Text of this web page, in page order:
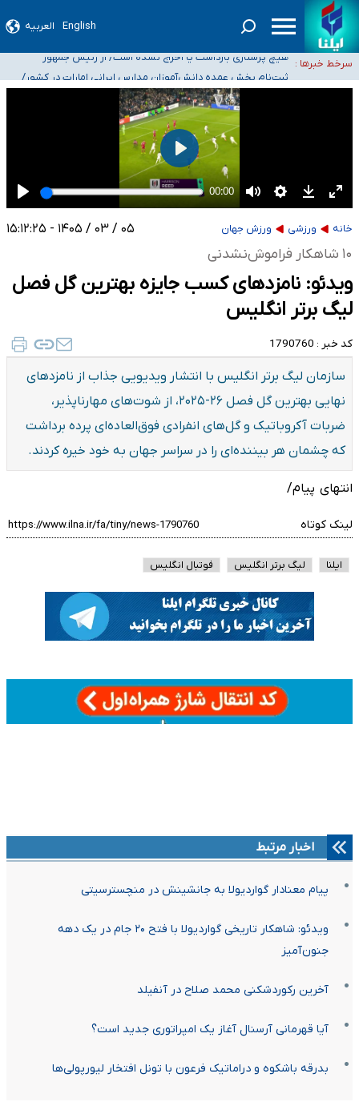
English العربیه
سرخط خبرها :
جغرافیای نظامی دافوس آجا
خبرنگاران راویان حقیقت با دغدغه نان، مسکن و بیمه
آخرین وضعیت شیوع عفونت‌های تنفسی در کشور/ خوزستان و کرمان بالاتر از
آستانه هشدار
خواستیم ورود کند
ثبت‌نام بخش عمده دانش‌آموزان مدارس ایرانی امارات در کشور/
درباره محصلان باقی‌مانده در دبی متناسب با شرایط جدید
تصمیم‌گیری می‌شود
خانه ورزشی ورزش جهان ۰۵ / ۰۳ / ۱۴۰۵ - ۱۵:۱۲:۲۵
۱۰ شاهکار فراموش‌نشدنی
ویدئو: نامزدهای کسب جایزه بهترین گل فصل
لیگ برتر انگلیس
کد خبر : 1790760
سازمان لیگ برتر انگلیس با انتشار ویدیویی جذاب از نامزدهای
نهایی بهترین گل فصل ۲۶-۲۰۲۵، از شوت‌های مهارناپذیر،
ضربات آکروباتیک و گل‌های انفرادی فوق‌العاده‌ای پرده برداشت
که چشمان هر بیننده‌ای را در سراسر جهان به خود خیره کردند.
انتهای پیام/
لینک کوتاه
ایلنا لیگ برتر انگلیس فوتبال انگلیس
اخبار مرتبط
پیام معنادار گواردیولا به جانشینش در منچسترسیتی
ویدئو: شاهکار تاریخی گواردیولا با فتح ۲۰ جام در یک دهه
جنون‌آمیز
آخرین رکوردشکنی محمد صلاح در آنفیلد
آیا قهرمانی آرسنال آغاز یک امپراتوری جدید است؟
بدرقه باشکوه و دراماتیک فرعون با تونل افتخار لیورپولی‌ها